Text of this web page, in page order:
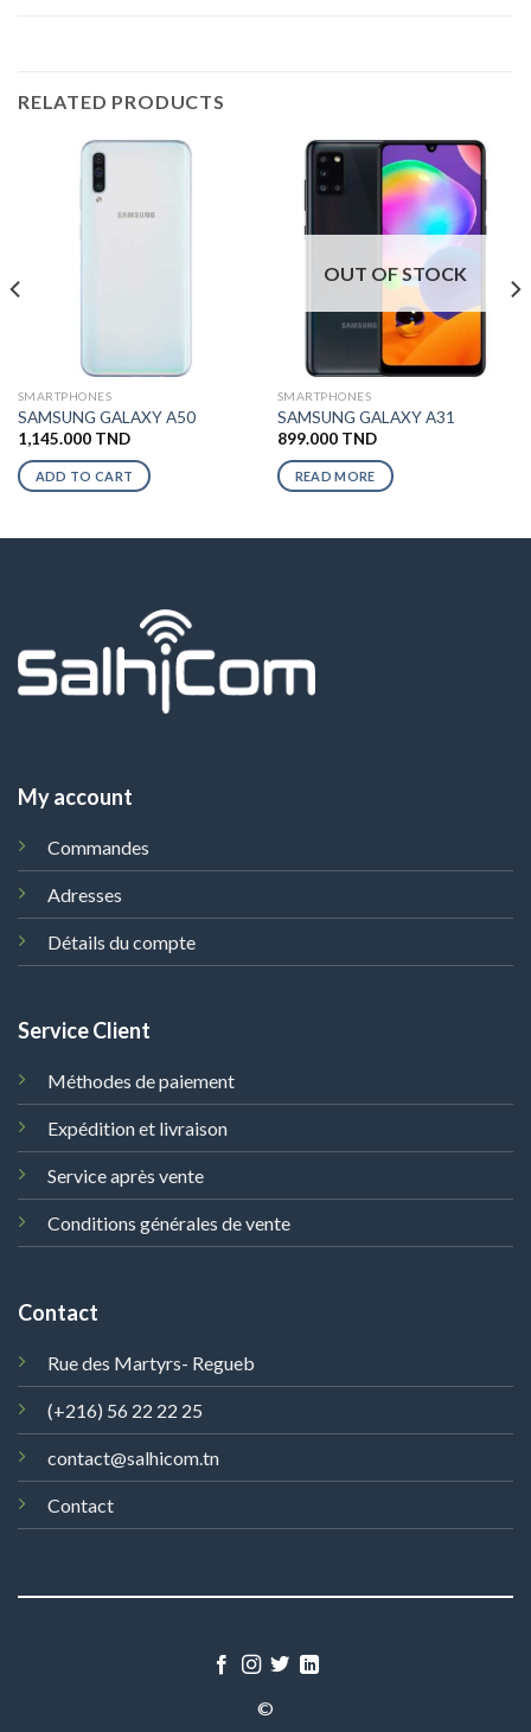
RELATED PRODUCTS
SMARTPHONES
SAMSUNG GALAXY A50
1,145.000 TND
ADD TO CART
OUT OF STOCK
SMARTPHONES
SAMSUNG GALAXY A31
899.000 TND
READ MORE
My account
Commandes
Adresses
Détails du compte
Service Client
Méthodes de paiement
Expédition et livraison
Service après vente
Conditions générales de vente
Contact
Rue des Martyrs- Regueb
(+216) 56 22 22 25
contact@salhicom.tn
Contact
©